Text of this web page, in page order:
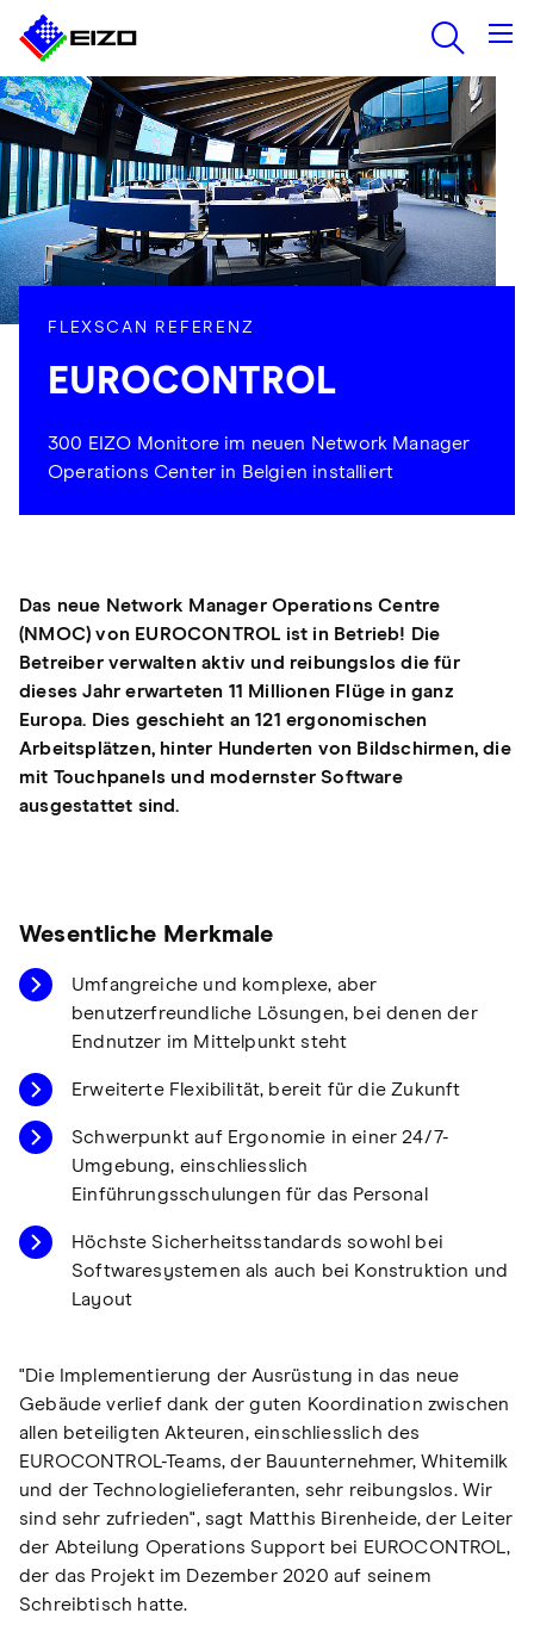
FLEXSCAN REFERENZ
EUROCONTROL
300 EIZO Monitore im neuen Network Manager
Operations Center in Belgien installiert
Das neue Network Manager Operations Centre
(NMOC) von EUROCONTROL ist in Betrieb! Die
Betreiber verwalten aktiv und reibungslos die für
dieses Jahr erwarteten 11 Millionen Flüge in ganz
Europa. Dies geschieht an 121 ergonomischen
Arbeitsplätzen, hinter Hunderten von Bildschirmen, die
mit Touchpanels und modernster Software
ausgestattet sind.
Wesentliche Merkmale
Umfangreiche und komplexe, aber
benutzerfreundliche Lösungen, bei denen der
Endnutzer im Mittelpunkt steht
Erweiterte Flexibilität, bereit für die Zukunft
Schwerpunkt auf Ergonomie in einer 24/7-
Umgebung, einschliesslich
Einführungsschulungen für das Personal
Höchste Sicherheitsstandards sowohl bei
Softwaresystemen als auch bei Konstruktion und
Layout
"Die Implementierung der Ausrüstung in das neue
Gebäude verlief dank der guten Koordination zwischen
allen beteiligten Akteuren, einschliesslich des
EUROCONTROL-Teams, der Bauunternehmer, Whitemilk
und der Technologielieferanten, sehr reibungslos. Wir
sind sehr zufrieden", sagt Matthis Birenheide, der Leiter
der Abteilung Operations Support bei EUROCONTROL,
der das Projekt im Dezember 2020 auf seinem
Schreibtisch hatte.